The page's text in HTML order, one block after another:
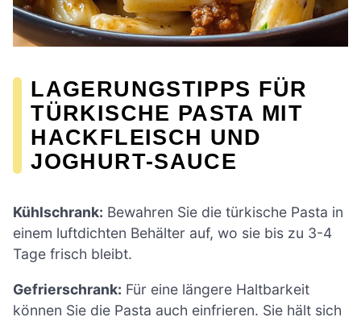
LAGERUNGSTIPPS FÜR
TÜRKISCHE PASTA MIT
HACKFLEISCH UND
JOGHURT-SAUCE
Kühlschrank: Bewahren Sie die türkische Pasta in
einem luftdichten Behälter auf, wo sie bis zu 3-4
Tage frisch bleibt.
Gefrierschrank: Für eine längere Haltbarkeit
können Sie die Pasta auch einfrieren. Sie hält sich